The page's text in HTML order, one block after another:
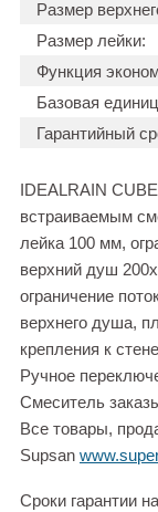
Размер
Размер лейки:
Функция
Базовая
Гарантийный
IDEALRAIN
встраиваемым
лейка 100 мм,
верхний душ
ограничение
верхнего душа,
крепления к
Ручное
Смеситель
Все товары,
Supsan
Сроки гарантии